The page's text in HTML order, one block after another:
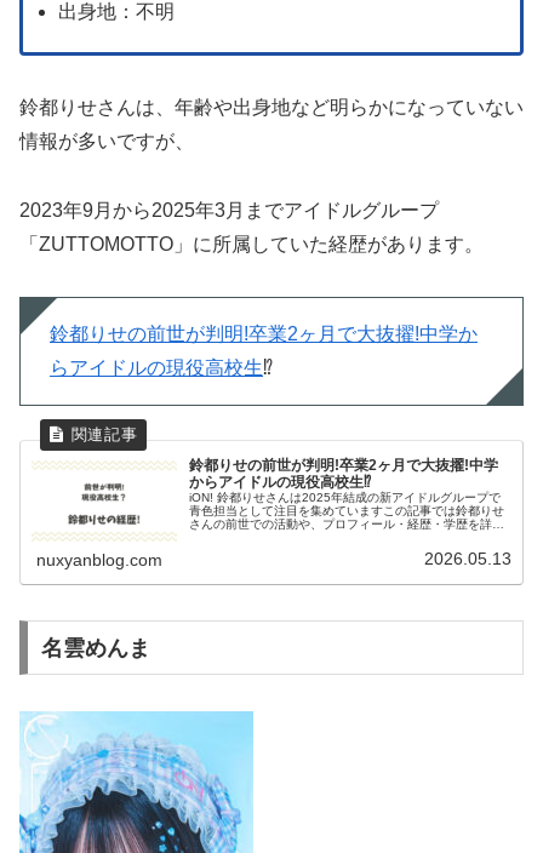
出身地：不明
鈴都りせさんは、年齢や出身地など明らかになっていない
情報が多いですが、
2023年9月から2025年3月までアイドルグループ
「ZUTTOMOTTO」に所属していた経歴があります。
鈴都りせの前世が判明!卒業2ヶ月で大抜擢!中学か
らアイドルの現役高校生⁉︎
鈴都りせの前世が判明!卒業2ヶ月で大抜擢!中学
からアイドルの現役高校生⁉︎
iON! 鈴都りせさんは2025年結成の新アイドルグループで
青色担当として注目を集めていますこの記事では鈴都りせ
さんの前世での活動や、プロフィール・経歴・学歴を詳し
nuxyanblog.com 2026.05.13
名雲めんま